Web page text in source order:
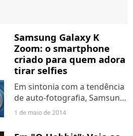
Samsung Galaxy K
Zoom: o smartphone
criado para quem adora
tirar selfies
Em sintonia com a tendência
de auto-fotografia, Samsung
cria um smartphone com
recursos especiais para
1 de maio de 2014